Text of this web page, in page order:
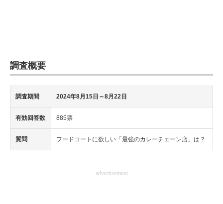
調査概要
調査期間 2024年8月15日 ～8月22日
有効回答数 885票
質問 フードコートに欲しい「最強のカレーチェーン店」は？
advertisement